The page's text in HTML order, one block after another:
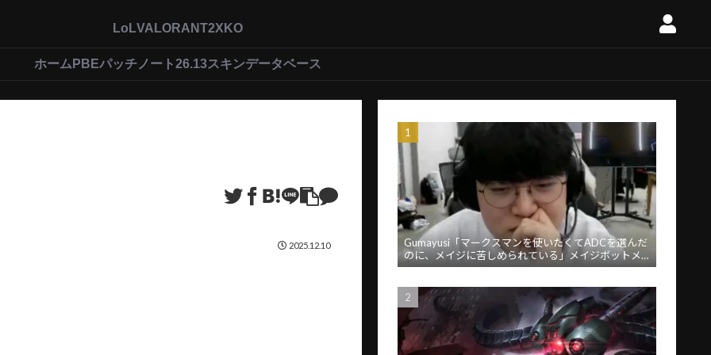
LoLVALORANT2XKO
ホーム PBEパッチノート26.13スキンデータベース
2025.12.10
Gumayusi「マークスマンを使いたくてADCを選んだ
のに、メイジに苦しめられている」メイジボットメ
タに苦言